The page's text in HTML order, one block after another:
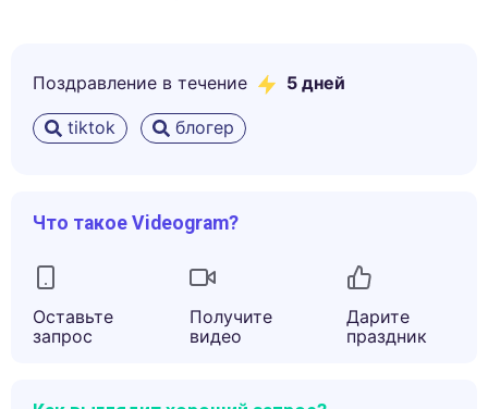
Поздравление в течение 5 дней
tiktok блогер
Что такое Videogram?
Оставьте
запрос
Получите
видео
Дарите
праздник